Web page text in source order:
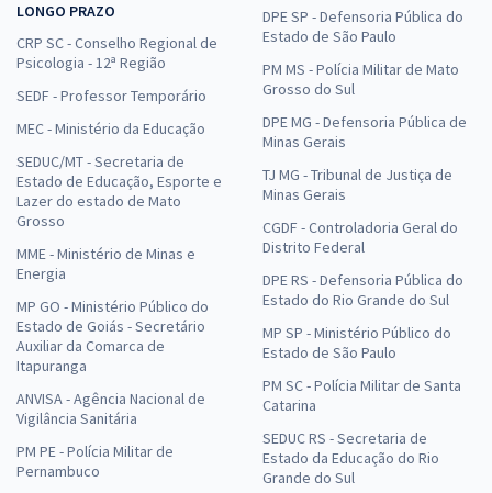
LONGO PRAZO
CRP SC - Conselho Regional de
Psicologia - 12ª Região
SEDF - Professor Temporário
MEC - Ministério da Educação
SEDUC/MT - Secretaria de
Estado de Educação, Esporte e
Lazer do estado de Mato
Grosso
MME - Ministério de Minas e
Energia
MP GO - Ministério Público do
Estado de Goiás - Secretário
Auxiliar da Comarca de
Itapuranga
ANVISA - Agência Nacional de
Vigilância Sanitária
PM PE - Polícia Militar de
Pernambuco
DPE SP - Defensoria Pública do
Estado de São Paulo
PM MS - Polícia Militar de Mato
Grosso do Sul
DPE MG - Defensoria Pública de
Minas Gerais
TJ MG - Tribunal de Justiça de
Minas Gerais
CGDF - Controladoria Geral do
Distrito Federal
DPE RS - Defensoria Pública do
Estado do Rio Grande do Sul
MP SP - Ministério Público do
Estado de São Paulo
PM SC - Polícia Militar de Santa
Catarina
SEDUC RS - Secretaria de
Estado da Educação do Rio
Grande do Sul